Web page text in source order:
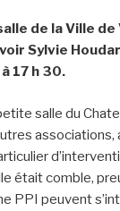
de la Ville
Sylvie
17 h 30.
salle du
associations,
était comble,
PPI peuvent